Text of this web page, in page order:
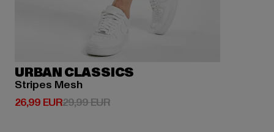
URBAN CLASSICS
Stripes Mesh
26,99 EUR
Derzeitiger Preis: 26,99 EUR
29,99 EURAktionspreis: 29,99 EUR